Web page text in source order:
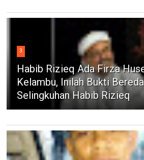
3
Habib Rizieq Ada Firza
Kelambu, Inilah Bukti
Selingkuhan Habib Rizieq